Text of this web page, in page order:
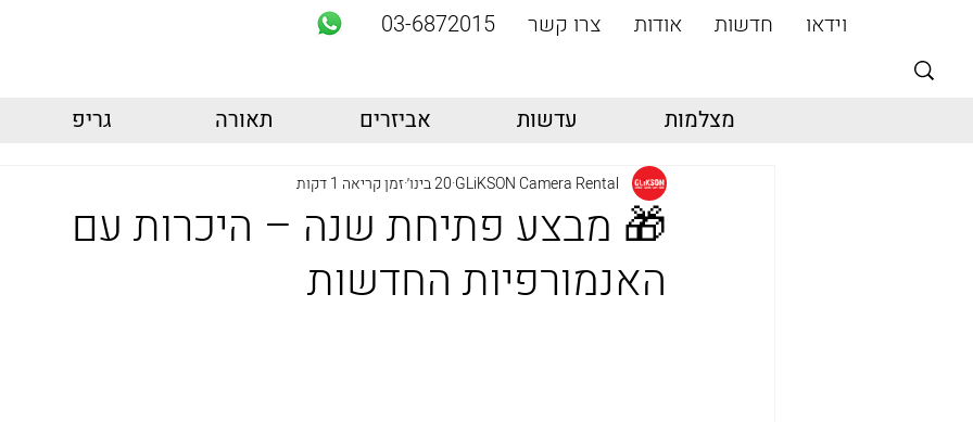
וידאו חדשות אודות צרו קשר 03-6872015
מצלמות עדשות אביזרים תאורה גריפ
🎁 מבצע פתיחת שנה – היכרות עם
האנמורפיות החדשות
GLiKSON Camera Rental 20 בינו׳ זמן קריאה 1 דקות